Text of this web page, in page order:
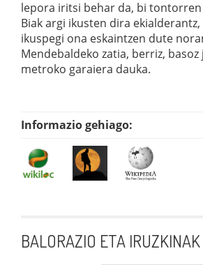
lepora iritsi behar da, bi
Biak argi ikusten dira ekialderantz,
ikuspegi ona eskaintzen dute
Mendebaldeko zatia, berriz, basoz
metroko garaiera dauka.
Informazio gehiago:
BALORAZIO ETA IRUZKINAK